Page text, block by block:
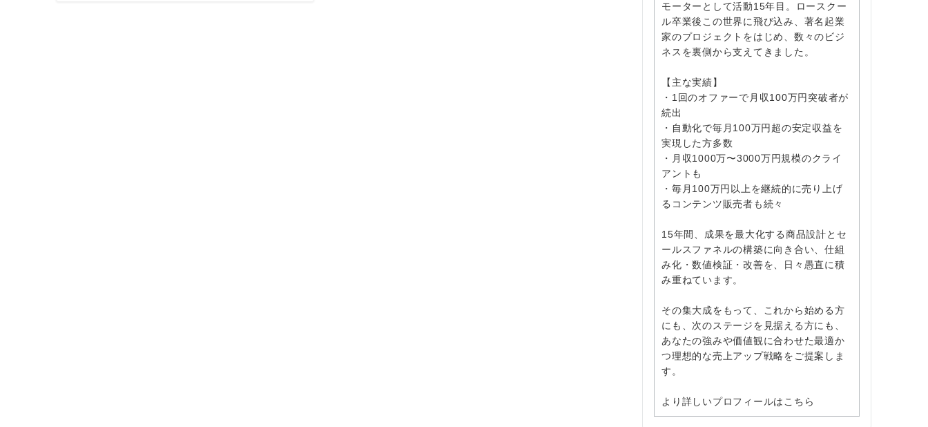
モーターとして活動15年目。ロースクー
ル卒業後この世界に飛び込み、著名起業
家のプロジェクトをはじめ、数々のビジ
ネスを裏側から支えてきました。
【主な実績】
・1回のオファーで月収100万円突破者が
続出
・自動化で毎月100万円超の安定収益を
実現した方多数
・月収1000万〜3000万円規模のクライ
アントも
・毎月100万円以上を継続的に売り上げ
るコンテンツ販売者も続々
15年間、成果を最大化する商品設計とセ
ールスファネルの構築に向き合い、仕組
み化・数値検証・改善を、日々愚直に積
み重ねています。
その集大成をもって、これから始める方
にも、次のステージを見据える方にも、
あなたの強みや価値観に合わせた最適か
つ理想的な売上アップ戦略をご提案しま
す。
より詳しいプロフィールはこちら